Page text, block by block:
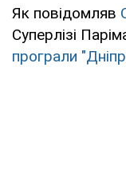
Як повідомляв
Суперлізі
програли